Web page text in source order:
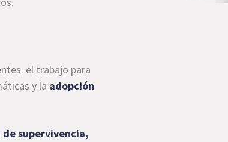
el trabajo para
y la adopción
supervivencia,